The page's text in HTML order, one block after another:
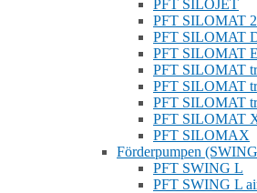
PFT SILOJET
PFT SILOMAT
PFT SILOMAT
PFT SILOMAT
PFT SILOMAT
PFT SILOMAT
PFT SILOMAT
PFT SILOMAT
PFT SILOMAX
Förderpumpen
PFT SWING L
PFT SWING L